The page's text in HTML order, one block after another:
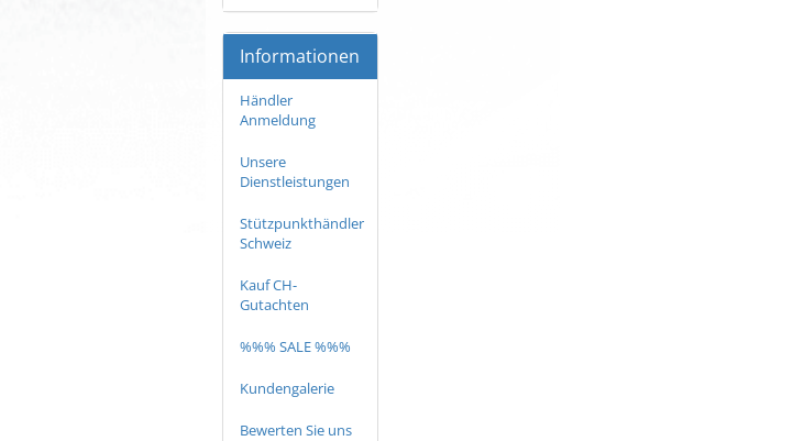
Informationen
Händler
Anmeldung
Unsere
Dienstleistungen
Stützpunkthändler
Schweiz
Kauf CH-
Gutachten
%%% SALE %%%
Kundengalerie
Bewerten Sie uns